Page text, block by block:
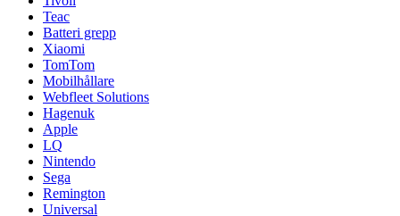
Teac
Batteri grepp
Xiaomi
TomTom
Mobilhållare
Webfleet Solutions
Hagenuk
Apple
LQ
Nintendo
Sega
Remington
Universal